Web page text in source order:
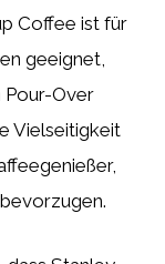
Coffee ist für
geeignet,
Pour-Over
Vielseitigkeit